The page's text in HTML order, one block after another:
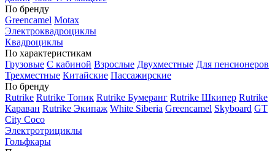
По бренду
Greencamel Motax
Электроквадроциклы
Квадроциклы
По характеристикам
Грузовые С кабиной Взрослые Двухместные Для пенсионеров
Трехместные Китайские Пассажирские
По бренду
Rutrike Rutrike Топик Rutrike Бумеранг Rutrike Шкипер Rutrike
Караван Rutrike Экипаж White Siberia Greencamel Skyboard GT
City Coco
Электротрициклы
Гольфкары